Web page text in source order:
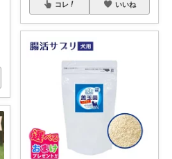
コレ いいね